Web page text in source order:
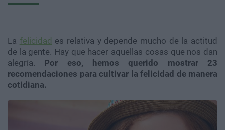
La felicidad es relativa y depende mucho de la actitud
de la gente. Hay que hacer aquellas cosas que nos dan
alegría. Por eso, hemos querido mostrar 23
recomendaciones para cultivar la felicidad de manera
cotidiana.